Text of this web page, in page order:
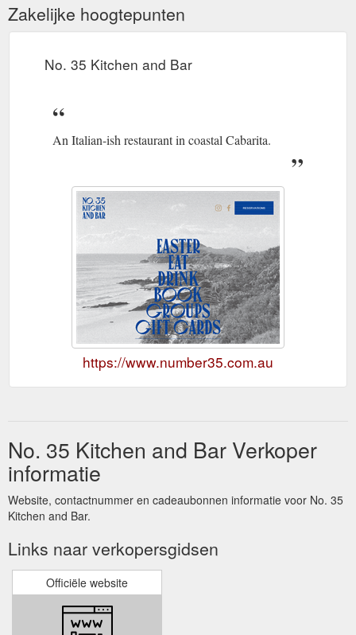
Zakelijke hoogtepunten
No. 35 Kitchen and Bar
An Italian-ish restaurant in coastal Cabarita.
https://www.number35.com.au
No. 35 Kitchen and Bar Verkoper
informatie
Website, contactnummer en cadeaubonnen informatie voor No. 35
Kitchen and Bar.
Links naar verkopersgidsen
Officiële website